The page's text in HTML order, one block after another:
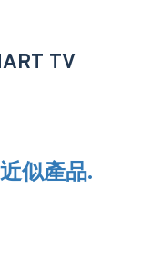
TV
似產品.